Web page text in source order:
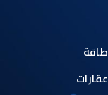
طاقة
عقارات